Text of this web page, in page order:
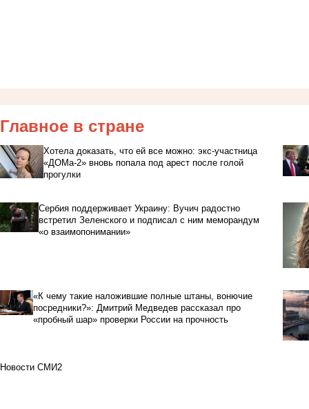
Главное в стране
Хотела доказать, что ей все можно: экс-участница
«ДОМа-2» вновь попала под арест после голой
прогулки
Сербия поддерживает Украину: Вучич радостно
встретил Зеленского и подписал с ним меморандум
«о взаимопонимании»
«К чему такие наложившие полные штаны, вонючие
посредники?»: Дмитрий Медведев рассказал про
«пробный шар» проверки России на прочность
Новости СМИ2